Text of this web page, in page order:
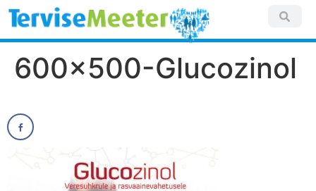
600×500-Glucozinol